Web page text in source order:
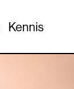
Kennis